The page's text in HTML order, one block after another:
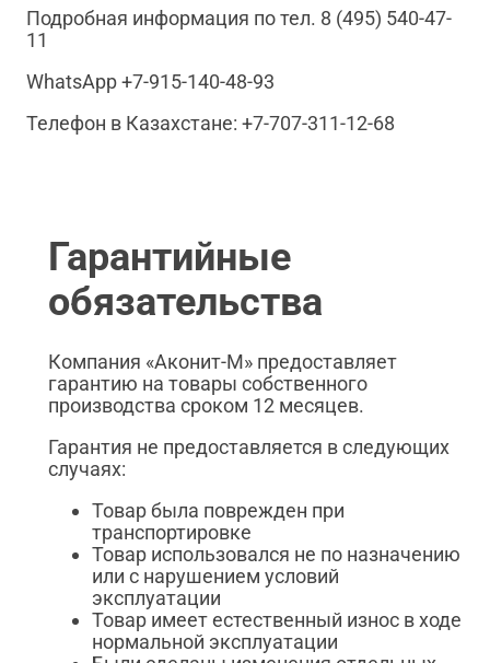
Подробная информация по тел. 8 (495) 540-47-
11
WhatsApp +7-915-140-48-93
Телефон в Казахстане: +7-707-311-12-68
Гарантийные
обязательства
Компания «Аконит-М» предоставляет
гарантию на товары собственного
производства сроком 12 месяцев.
Гарантия не предоставляется в следующих
случаях:
Товар была поврежден при
транспортировке
Товар использовался не по назначению
или с нарушением условий
эксплуатации
Товар имеет естественный износ в ходе
нормальной эксплуатации